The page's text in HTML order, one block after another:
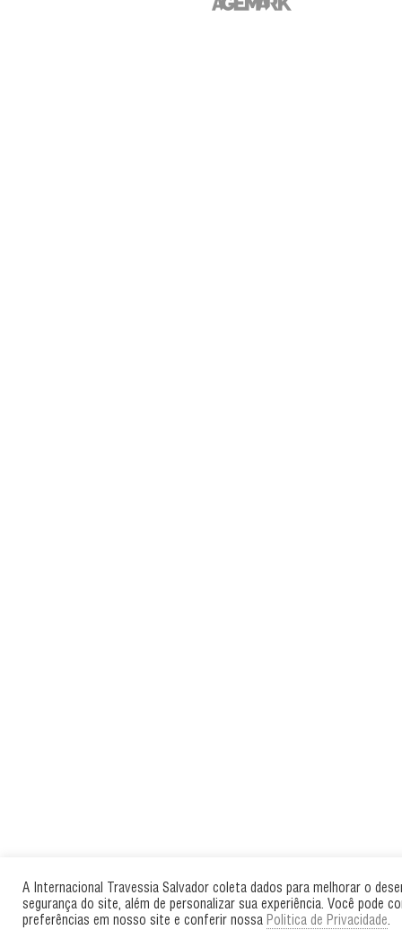
A Internacional Travessia Salvador coleta dados para melhorar o
segurança do site, além de personalizar sua experiência. Você pode
preferências em nosso site e conferir nossa Politica de Privacidade.